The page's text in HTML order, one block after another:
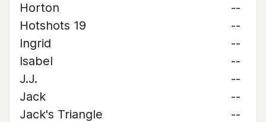
Horton
--
Hotshots 19
--
Ingrid
--
Isabel
--
J.J.
--
Jack
--
Jack's Triangle
--